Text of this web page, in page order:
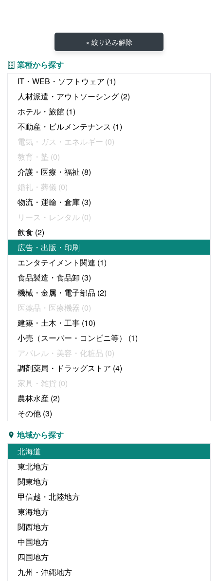
× 絞り込み解除
業種から探す
IT・WEB・ソフトウェア (1)
人材派遣・アウトソーシング (2)
ホテル・旅館 (1)
不動産・ビルメンテナンス (1)
電気・ガス・エネルギー (0)
教育・塾 (0)
介護・医療・福祉 (8)
婚礼・葬儀 (0)
物流・運輸・倉庫 (3)
リース・レンタル (0)
飲食 (2)
広告・出版・印刷
エンタテイメント関連 (1)
食品製造・食品卸 (3)
機械・金属・電子部品 (2)
医薬品・医療機器 (0)
建築・土木・工事 (10)
小売（スーパー・コンビニ等）
(1)
アパレル・美容・化粧品 (0)
調剤薬局・ドラッグストア (4)
家具・雑貨 (0)
農林水産 (2)
その他 (3)
地域から探す
北海道
東北地方
関東地方
甲信越・北陸地方
東海地方
関西地方
中国地方
四国地方
九州・沖縄地方